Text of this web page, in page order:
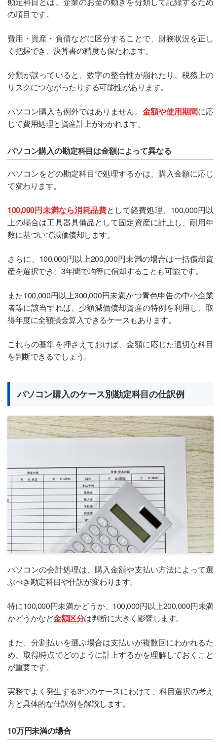
の項目です。
費用・資産・負債などに区分することで、財務状況を正し
く把握でき、決算書の精度も保たれます。
分類が誤っていると、数字の整合性が崩れたり、税務上の
リスクにつながったりする可能性があります。
パソコン購入も例外ではありません。 金額や使用期間に応
じて費用処理と資産計上がわかれます。
パソコン購入の勘定科目は金額によって異なる
パソコンをどの勘定科目で処理するかは、購入金額に応じ
て変わります。
100,000円未満なら消耗品費として経費処理、100,000円以
上の場合は工具器具備品として固定資産に計上し、耐用年
数に基づいて減価償却します。
さらに、100,000円以上200,000円未満の場合は一括償却資
産を選択でき、3年間で均等に償却することも可能です。
また100,000円以上300,000円未満かつ青色申告の中小企業
者等に該当すれば、少額減価償却資産の特例を利用し、取
得年度に全額損金算入できるケースもあります。
これらの基準を押さえておけば、金額に応じた適切な科目
を判断できるでしょう。
パソコン購入のケース別勘定科目の仕訳例
パソコンの会計処理は、購入金額や支払い方法によって選
ぶべき勘定科目や仕訳が変わります。
特に100,000円未満かどうか、100,000円以上200,000円未満
かどうかなど金額区分は判断に大きく影響します。
また、分割払いを選ぶ場合は支払いが複数回にわかれるた
め、取得時点でどのように計上するかを理解しておくこと
が重要です。
実務でよく発生する3つのケースにわけて、科目選択の考え
方と具体的な仕訳例を解説します。
10万円未満の場合